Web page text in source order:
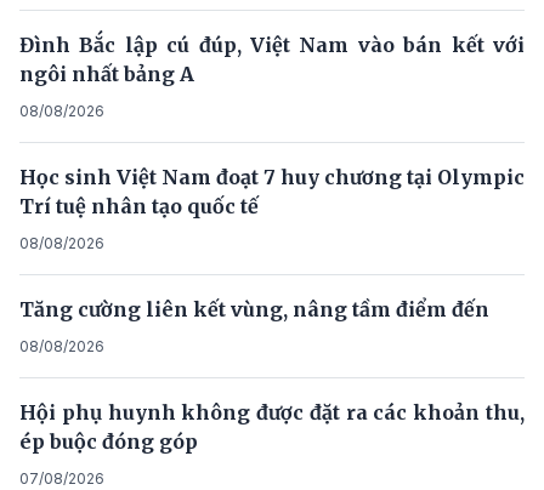
Đình Bắc lập cú đúp, Việt Nam vào bán kết với
ngôi nhất bảng A
08/08/2026
Học sinh Việt Nam đoạt 7 huy chương tại Olympic
Trí tuệ nhân tạo quốc tế
08/08/2026
Tăng cường liên kết vùng, nâng tầm điểm đến
08/08/2026
Hội phụ huynh không được đặt ra các khoản thu,
ép buộc đóng góp
07/08/2026